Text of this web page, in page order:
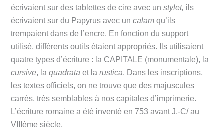
écrivaient sur des tablettes de cire avec unstylet, ils
écrivaient sur du Papyrus avec uncalam qu’ils
trempaient dans de l’encre. En fonction du support
utilisé, différents outils étaient appropriés. Ils utilisaient
quatre types d’écriture : la CAPITALE (monumentale), la
cursive, laquadrata et larustica. Dans les inscriptions,
les textes officiels, on ne trouve que des majuscules
carrés, très semblables à nos capitales d’imprimerie.
L’écriture romaine a été inventé en 753 avant J.-C/ au
VIIIème siècle.